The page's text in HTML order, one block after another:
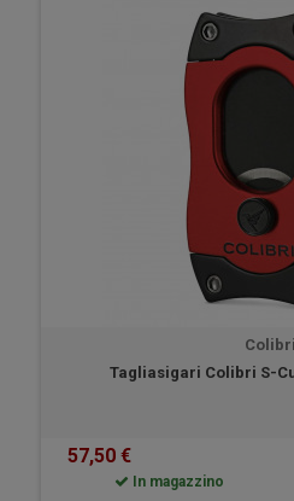
Colibri
Tagliasigari Colibri S-
57,50 €
In magazzino